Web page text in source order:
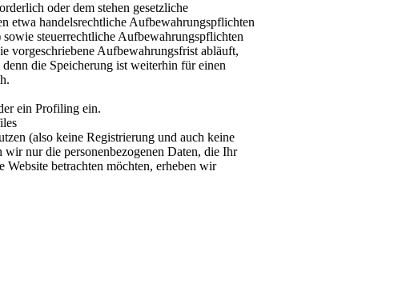
oder dem stehen gesetzliche
etwa handelsrechtliche Aufbewahrungspflichten
steuerrechtliche Aufbewahrungspflichten
vorgeschriebene Aufbewahrungsfrist abläuft,
die Speicherung ist weiterhin für einen
ein Profiling ein.
(also keine Registrierung und auch keine
nur die personenbezogenen Daten, die Ihr
Website betrachten möchten, erheben wir